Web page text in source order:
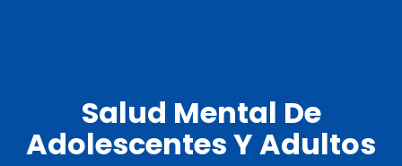
Salud Mental De
Adolescentes Y Adultos